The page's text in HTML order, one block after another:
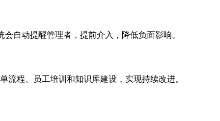
自动提醒管理者，提前介入，降低负面影响。
流程、员工培训和知识库建设，实现持续改进。